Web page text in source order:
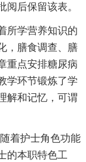
后保留该表。
所学营养知识的
，膳食调查、膳
重点安排糖尿病
学环节锻炼了学
解和记忆，可谓
着护士角色功能
的本职特色工